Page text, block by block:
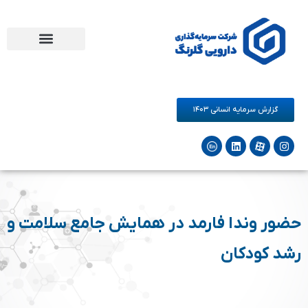
گزارش سرمایه انسانی ۱۴۰۳
حضور وندا فارمد در همایش جامع سلامت و
رشد کودکان